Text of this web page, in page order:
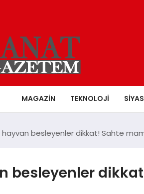
MAGAZIN TEKNOLOJI
hayvan besleyenler dikkat! Sahte
besleyenler